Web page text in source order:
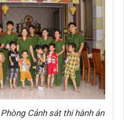
Cảnh sát thi hành án